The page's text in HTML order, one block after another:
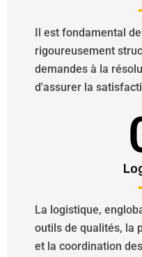
Il est fondamental
rigoureusement
demandes à la
d'assurer la
La logistique,
outils de qualités, la
et la coordination